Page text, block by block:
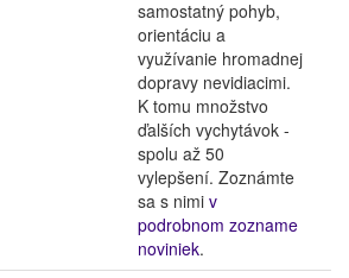
samostatný pohyb,
orientáciu a
využívanie hromadnej
dopravy nevidiacimi.
K tomu množstvo
ďalších vychytávok -
spolu až 50
vylepšení. Zoznámte
sa s nimi v
podrobnom zozname
noviniek.